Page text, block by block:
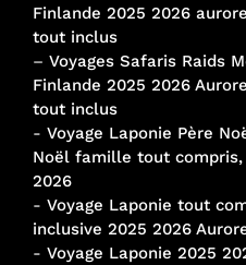
Finlande 2025 2026
tout inclus
– Voyages Safaris Raids
Finlande 2025 2026
tout inclus
- Voyage Laponie Père
Noël famille tout
2026
- Voyage Laponie tout
inclusive 2025 2026
- Voyage Laponie 2025